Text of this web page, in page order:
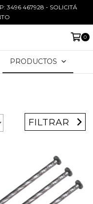
3496 467928 - SOLICITÁ
0
PRODUCTOS
FILTRAR